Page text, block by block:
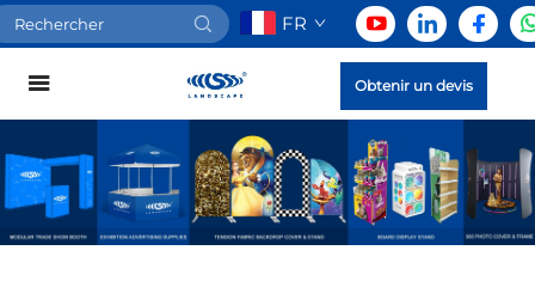
FR
Obtenir un devis